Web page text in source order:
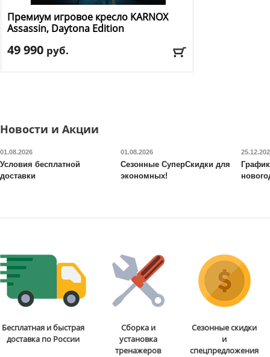
Премиум игровое кресло KARNOX
Assassin, Daytona Edition
49 990 руб.
Новости и Акции
01.08.2026
Условия бесплатной
доставки
01.08.2026
Сезонные СуперСкидки для
экономных!
Бесплатная и быстрая
доставка по России
Сборка и
установка
тренажеров
Сезонные скидки
и
спецпредложения